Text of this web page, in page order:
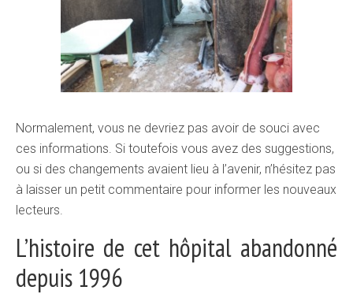
Normalement, vous ne devriez pas avoir de souci avec
ces informations. Si toutefois vous avez des suggestions,
ou si des changements avaient lieu à l’avenir, n’hésitez pas
à laisser un petit commentaire pour informer les nouveaux
lecteurs.
L’histoire de cet hôpital abandonné
depuis 1996